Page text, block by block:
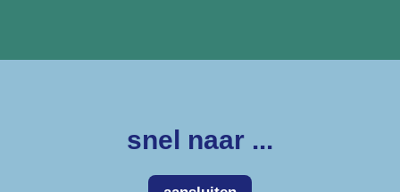
snel naar ...